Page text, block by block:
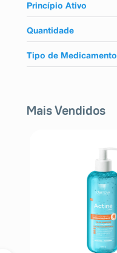
Sim
Princípio Ativo
Ibuprofeno
Paracetamol
Quantidade
12 Comprimidos
Tipo de Medicamento
Mais Vendidos